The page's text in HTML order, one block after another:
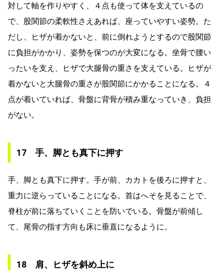
対して軸を作りやすく、４点も使って体を支えているの
で、股関節の柔軟性さえあれば、座っていやすい姿勢。た
だし、ヒザが着かないと、前に倒れようとするので股関節
に負担がかかり、姿勢を保つのが大変になる。坐骨で腰い
ったいを支え、ヒザで大腿骨の重さを支えている。ヒザが
着かないと大腿骨の重さが股関節にかかることになる。４
点が着いていれば、骨盤に背骨が積み重なっていき、負担
がない。
17 手、脚とも真下に押す
手、脚とも真下に押す。手が前、カカトを後ろに押すと、
重力に逆らっていることになる。首はへそを見ることで、
脊柱が前に落ちていくことを防いでいる。骨盤が前傾し
て、尾骨の指す方向も床に垂直になるように。
18 肩、ヒザを斜め上に